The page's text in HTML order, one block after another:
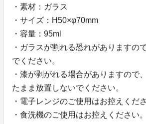
・素材：ガラス
・サイズ：H50×φ70mm
・容量：95ml
・ガラスが割れる恐れがありますの
でください。
・漆が剥がれる場合がありますので
たまま放置しないでください。
・電子レンジのご使用はお控えくださ
・食洗機のご使用はお控えください。